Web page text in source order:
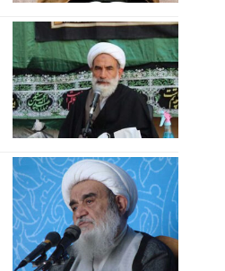
۰۶ مهر ۱۴۰۳
۲۳ شهریور ۱۴۰۳